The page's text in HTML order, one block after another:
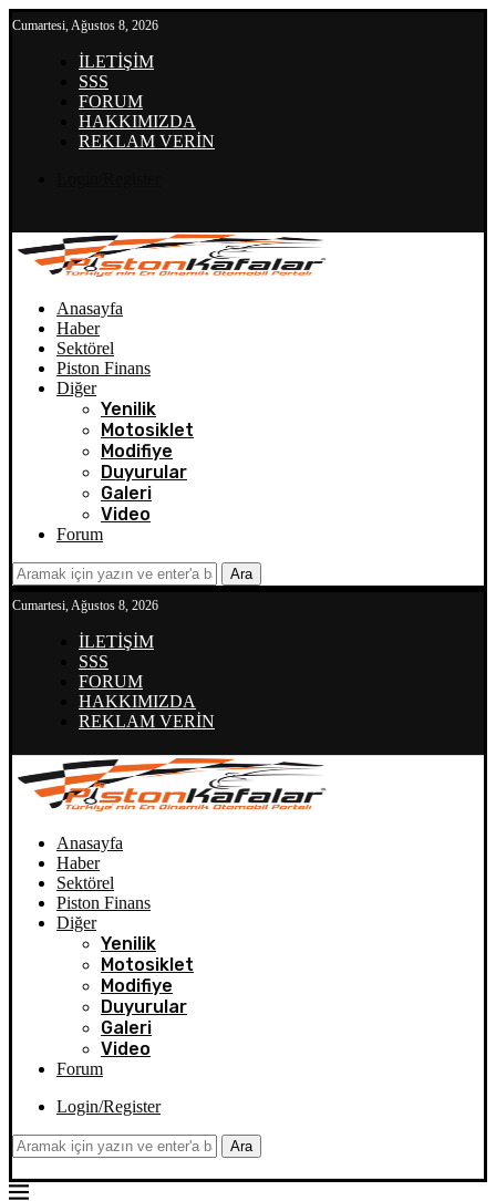
Cumartesi, Ağustos 8, 2026
İLETİŞİM
SSS
FORUM
HAKKIMIZDA
REKLAM VERİN
Anasayfa
Haber
Sektörel
Piston Finans
Diğer
Yenilik
Motosiklet
Modifiye
Duyurular
Galeri
Video
Forum
Ara
Cumartesi, Ağustos 8, 2026
İLETİŞİM
SSS
FORUM
HAKKIMIZDA
REKLAM VERİN
Anasayfa
Haber
Sektörel
Piston Finans
Diğer
Yenilik
Motosiklet
Modifiye
Duyurular
Galeri
Video
Forum
Login/Register
Ara